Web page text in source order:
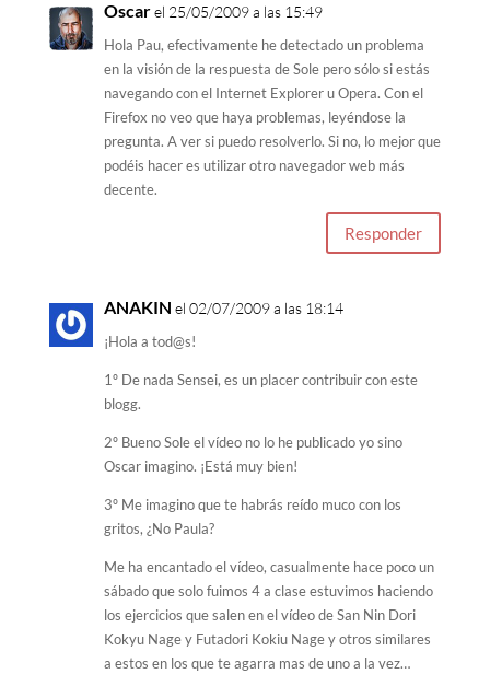
Oscarel 25/05/2009 a las 15:49
Hola Pau, efectivamente he detectado un problema
en la visión de la respuesta de Sole pero sólo si estás
navegando con el Internet Explorer u Opera. Con el
Firefox no veo que haya problemas, leyéndose la
pregunta. A ver si puedo resolverlo. Si no, lo mejor que
podéis hacer es utilizar otro navegador web más
decente.
Responder
ANAKIN el 02/07/2009 a las 18:14
¡Hola a tod@s!
1º De nada Sensei, es un placer contribuir con este
blogg.
2º Bueno Sole el vídeo no lo he publicado yo sino
Oscar imagino. ¡Está muy bien!
3º Me imagino que te habrás reído muco con los
gritos, ¿No Paula?
Me ha encantado el vídeo, casualmente hace poco un
sábado que solo fuimos 4 a clase estuvimos haciendo
los ejercicios que salen en el vídeo de San Nin Dori
Kokyu Nage y Futadori Kokiu Nage y otros similares
a estos en los que te agarra mas de uno a la vez…